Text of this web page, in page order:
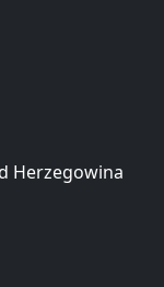
Herzegowina